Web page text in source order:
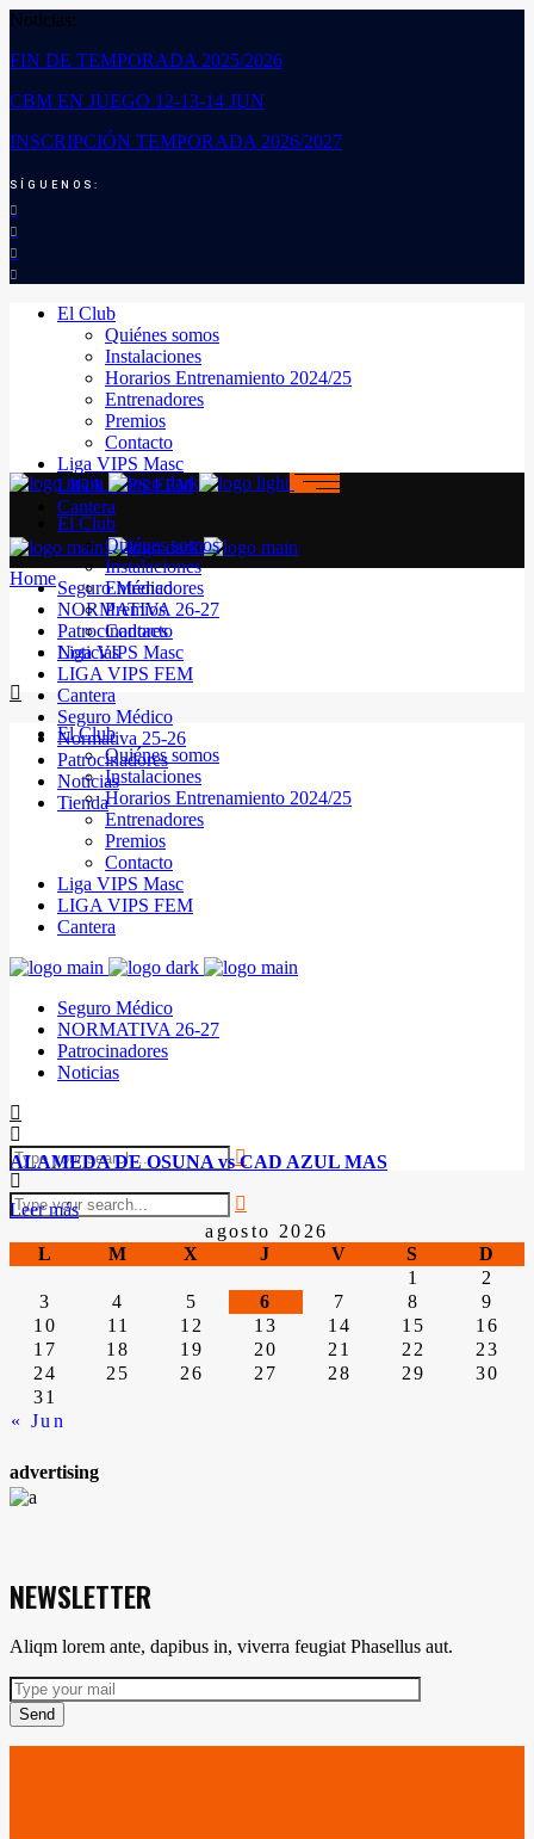
Noticias:
FIN DE TEMPORADA 2025/2026
CBM EN JUEGO 12-13-14 JUN
INSCRIPCIÓN TEMPORADA 2026/2027
SÍGUENOS:
El Club
Quiénes somos
Instalaciones
Horarios Entrenamiento 2024/25
Entrenadores
Premios
Contacto
Liga VIPS Masc
LIGA VIPS FEM
Cantera
Seguro Médico
NORMATIVA 26-27
Patrocinadores
Noticias
El Club
Quiénes somos
Instalaciones
Horarios Entrenamiento 2024/25
Entrenadores
Premios
Contacto
Liga VIPS Masc
LIGA VIPS FEM
Cantera
Seguro Médico
NORMATIVA 26-27
Patrocinadores
Noticias
El Club
Quiénes somos
Instalaciones
Entrenadores
Premios
Contacto
Liga VIPS Masc
LIGA VIPS FEM
Cantera
Seguro Médico
Normativa 25-26
Patrocinadores
Noticias
Tienda
Home
ALAMEDA DE OSUNA vs CAD AZUL MAS
Leer más
agosto 2026
L
M X J V S D
« Jun
1
2
3
4 5 6 7 8
9
10
11 12 13 14 15
16
17
18 19 20 21 22
23
24
25 26 27 28 29
30
31
advertising
NEWSLETTER
Aliqm lorem ante, dapibus in, viverra feugiat Phasellus aut.
Send